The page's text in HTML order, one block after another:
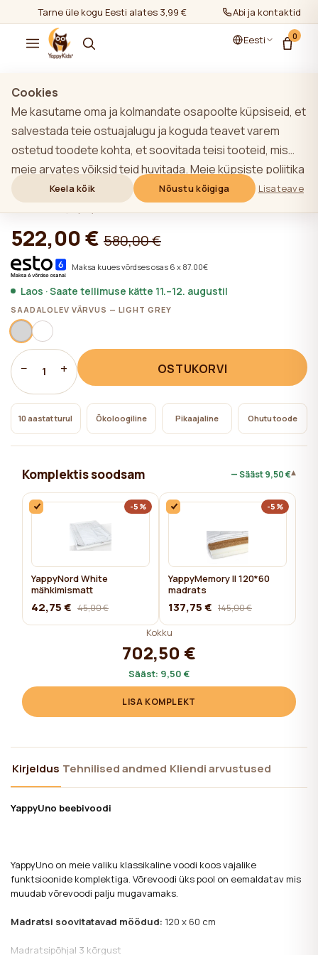
Tarne üle kogu Eesti alates 3,99 € Abi ja kontaktid
Eesti 0
Näita kõiki/Komplektid 0+
LIGHT GREY YappyUno beebivoodi ja
YappyClassic kummut
522,00 € 580,00 €
Maksa kuues võrdses osas 6 x 87.00€
Laos · Saate tellimuse kätte 11.–12. augustil
SAADALOLEV VÄRVUS — LIGHT GREY
− 1 + OSTUKORVI
10 aastat turul Ökoloogiline Pikaajaline Ohutu toode
Komplektis soodsam — Sääst9,50 €▾
-5%
YappyNord White
mähkimismatt
42,75 € 45,00 €
-5%
YappyMemory II 120*60
madrats
137,75 € 145,00 €
Kokku
702,50 €
Sääst: 9,50 €
LISA KOMPLEKT
Kirjeldus Tehnilised andmed Kliendi arvustused
YappyUno beebivoodi
YappyUno on meie valiku klassikaline voodi koos vajalike
funktsioonide komplektiga. Võrevoodi üks pool on eemaldatav mis
muudab võrevoodi palju mugavamaks.
Madratsi soovitatavad mõõdud: 120 х 60 cm
Madratsipõhjal 3 kõrgust
Cookies
Me kasutame oma ja kolmandate osapoolte küpsiseid, et
salvestada teie ostuajalugu ja koguda teavet varem
ostetud toodete kohta, et soovitada teisi tooteid, mis
meie arvates võiksid teid huvitada. Meie küpsiste poliitika
kohta lisateabe saamiseks klõpsake nupule "Lisateave".
Võite nõustuda kõigi küpsiste kasutamisega, klõpsates
klõpsates nupule "Keela kõik". Kui veebisaidi kasutaja
klõpsab nupule "Keela kõik", salvestatakse veebisaidil
veebisaidi toimimiseks vajalikud tehnilised küpsised, mille
kasutamiseks ei ole vaja kasutaja nõusolekut.
Keela kõik Nõustu kõigiga Lisateave